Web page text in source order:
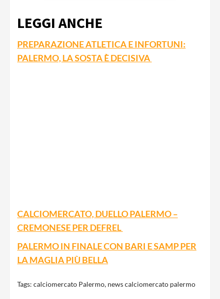
LEGGI ANCHE
PREPARAZIONE ATLETICA E INFORTUNI:
PALERMO, LA SOSTA È DECISIVA
CALCIOMERCATO, DUELLO PALERMO –
CREMONESE PER DEFREL
PALERMO IN FINALE CON BARI E SAMP PER
LA MAGLIA PIÙ BELLA
Tags: calciomercato Palermo, news calciomercato palermo